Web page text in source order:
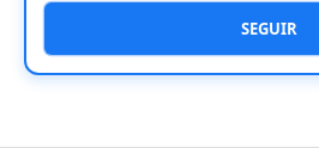
SEGUIR